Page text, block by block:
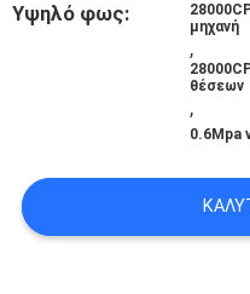
ΑΠΌΣΠΑΣΜΑ
SITEMAP
Υψηλό φως:
μηχανή
,
θέσεων
,
0.6Mpa